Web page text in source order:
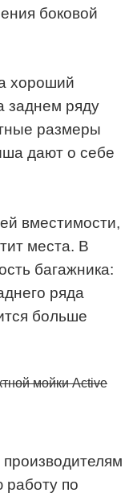
боковой
хороший
заднем ряду
размеры
дают о себе
вместимости,
места. В
багажника:
ряда
больше
мойки Active
работу по